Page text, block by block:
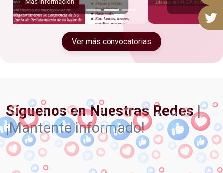
Más información
Ver más convocatorias
Síguenos en Nuestras Redes|
¡Mantente informado!